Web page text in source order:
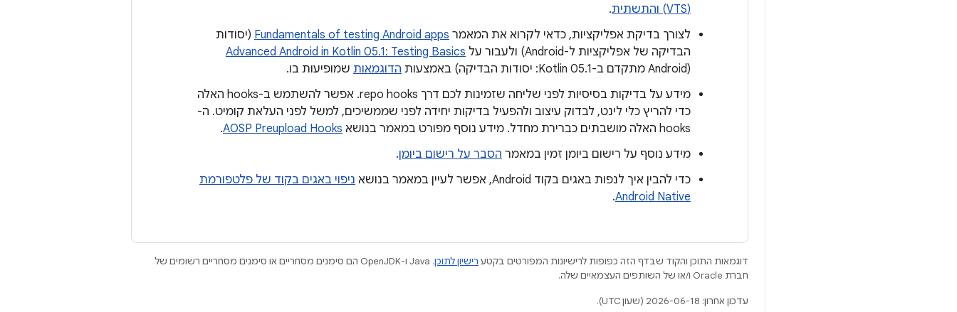
(VTS) והתשתית
.
לצורך בדיקת אפליקציות, כדאי לקרוא את המאמר Fundamentals of testing Android apps (יסודות
הבדיקה של אפליקציות ל-Android) ולעבור על
Advanced Android in Kotlin 05.1: Testing Basics
(‫Android מתקדם ב-Kotlin 05.1: יסודות הבדיקה) באמצעות
הדוגמאות שמופיעות בו.
מידע על בדיקות בסיסיות לפני שליחה שזמינות לכם דרך repo hooks. אפשר להשתמש ב-hooks האלה
כדי להריץ כלי לינט, לבדוק עיצוב ולהפעיל בדיקות יחידה לפני שממשיכים, למשל לפני העלאת קומיט. ה-
hooks האלה מושבתים כברירת מחדל. מידע נוסף מפורט במאמר בנושא
AOSP Preupload Hooks
.
מידע נוסף על רישום ביומן זמין במאמר הסבר על רישום ביומן.
כדי להבין איך לנפות באגים בקוד Android, אפשר לעיין במאמר בנושא
ניפוי באגים בקוד של פלטפורמת
Android Native
.
דוגמאות התוכן והקוד שבדף הזה כפופות לרישיונות המפורטים בקטע רישיון לתוכן
.‏ Java ו-OpenJDK הם סימנים מסחריים או סימנים מסחריים רשומים של
חברת Oracle ו/או של השותפים העצמאיים שלה.
עדכון אחרון: 2026-06-18 (שעון UTC).